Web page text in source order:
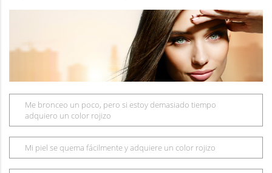
Me bronceo un poco, pero si estoy demasiado tiempo
adquiero un color rojizo
Mi piel se quema fácilmente y adquiere un color rojizo